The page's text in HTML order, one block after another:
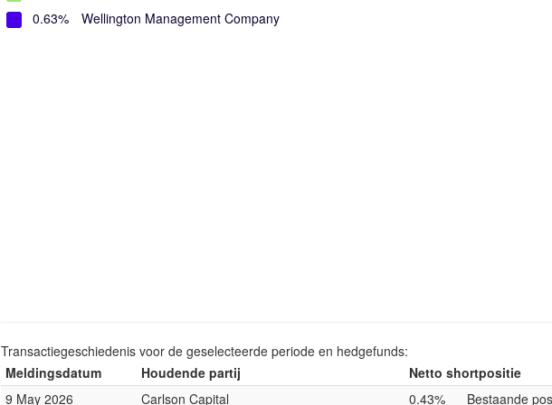
0.63%
Wellington Management Company
Transactiegeschiedenis voor de geselecteerde periode en hedgefunds:
Meldingsdatum
Houdende partij
Netto shortpositie
9 May 2026
Carlson Capital 0.43% Bestaande